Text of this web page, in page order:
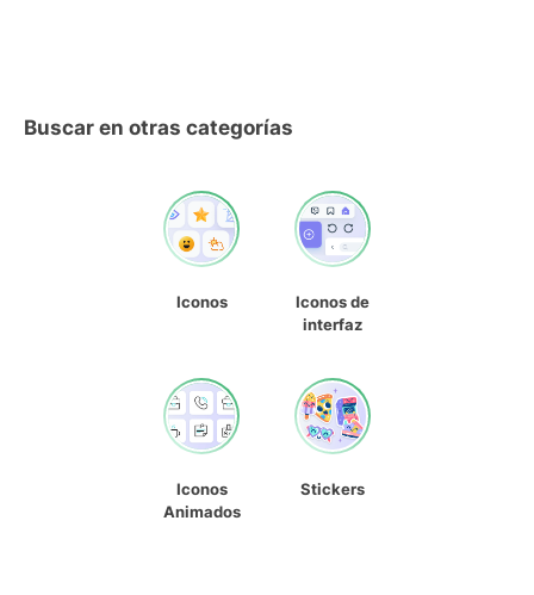
Buscar en otras categorías
Iconos
Iconos de
interfaz
Iconos
Animados
Stickers